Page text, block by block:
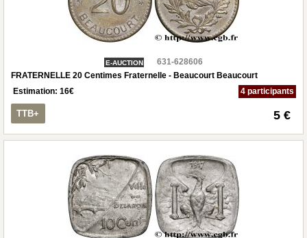
E-AUCTION
631-628606
FRATERNELLE 20 Centimes Fraternelle - Beaucourt Beaucourt
Estimation: 16€ 4 participants
TTB+ 5 €